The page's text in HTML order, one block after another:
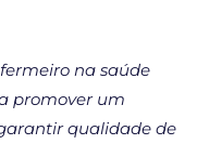
na saúde
promover um
qualidade de